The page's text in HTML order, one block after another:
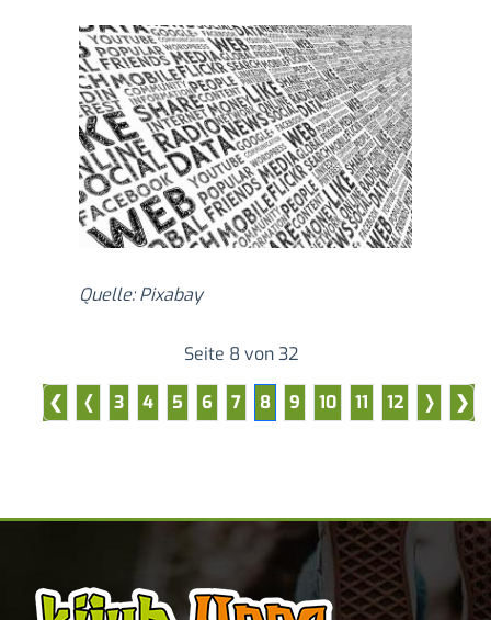
Quelle: Pixabay
Seite 8 von 32
3 4 5 6 7 8 9 10 11 12